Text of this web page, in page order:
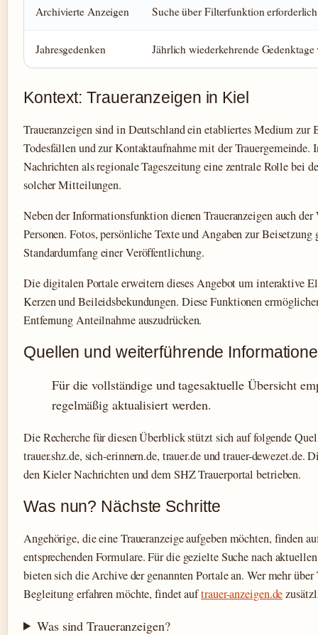
Archivierte Anzeigen Suche über Filterfunktion
Jahresgedenken Jährlich wiederkehrende
Kontext: Traueranzeigen in Kiel
Traueranzeigen sind in Deutschland ein etabliertes Medium zur
Todesfällen und zur Kontaktaufnahme mit der
Nachrichten als regionale Tageszeitung eine zentrale Rolle bei
solcher Mitteilungen.
Neben der Informationsfunktion dienen Traueranzeigen auch
Personen. Fotos, persönliche Texte und Angaben zur Beisetzung
Standardumfang einer Veröffentlichung.
Die digitalen Portale erweitern dieses Angebot um interaktive
Kerzen und Beileidsbekundungen. Diese Funktionen
Entfernung Anteilnahme auszudrücken.
Quellen und weiterführende
Für die vollständige und tagesaktuelle Übersicht
regelmäßig aktualisiert werden.
Die Recherche für diesen Überblick stützt sich auf folgende
trauer.shz.de, sich-erinnern.de, trauer.de und trauer-dewezet.de.
den Kieler Nachrichten und dem SHZ Trauerportal betrieben.
Was nun? Nächste Schritte
Angehörige, die eine Traueranzeige aufgeben möchten, finden
entsprechenden Formulare. Für die gezielte Suche nach
bieten sich die Archive der genannten Portale an. Wer mehr über
Begleitung erfahren möchte, findet auftrauer-anzeigen.de
Was sind Traueranzeigen?